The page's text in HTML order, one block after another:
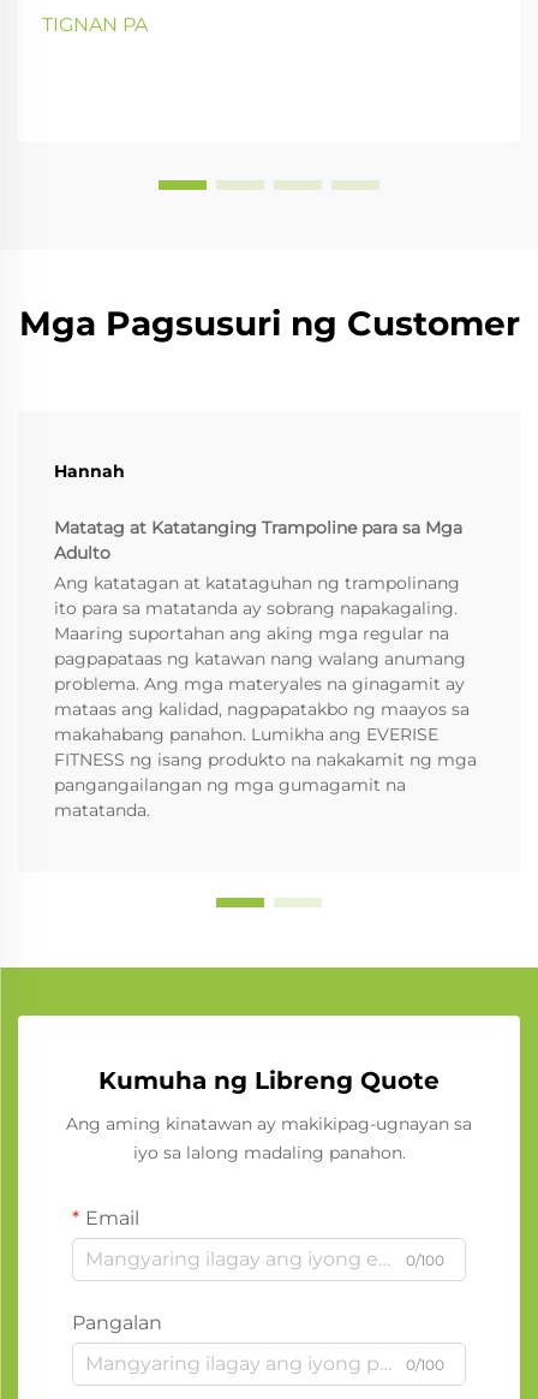
TIGNAN PA
Mga Pagsusuri ng Customer
Hannah
Matatag at Katatanging Trampoline para sa Mga
Adulto
Ang katatagan at katataguhan ng trampolinang
ito para sa matatanda ay sobrang napakagaling.
Maaring suportahan ang aking mga regular na
pagpapataas ng katawan nang walang anumang
problema. Ang mga materyales na ginagamit ay
mataas ang kalidad, nagpapatakbo ng maayos sa
makahabang panahon. Lumikha ang EVERISE
FITNESS ng isang produkto na nakakamit ng mga
pangangailangan ng mga gumagamit na
matatanda.
Kumuha ng Libreng Quote
Ang aming kinatawan ay makikipag-ugnayan sa
iyo sa lalong madaling panahon.
Email
0/100
Pangalan
0/100